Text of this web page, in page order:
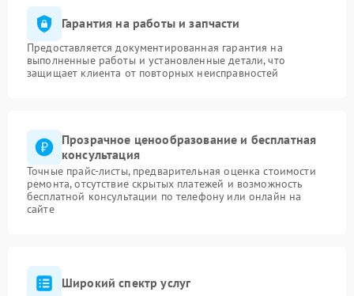
Гарантия на работы и запчасти
Предоставляется документированная гарантия на
выполненные работы и установленные детали, что
защищает клиента от повторных неисправностей
Прозрачное ценообразование и бесплатная
консультация
Точные прайс-листы, предварительная оценка стоимости
ремонта, отсутствие скрытых платежей и возможность
бесплатной консультации по телефону или онлайн на
сайте
Широкий спектр услуг